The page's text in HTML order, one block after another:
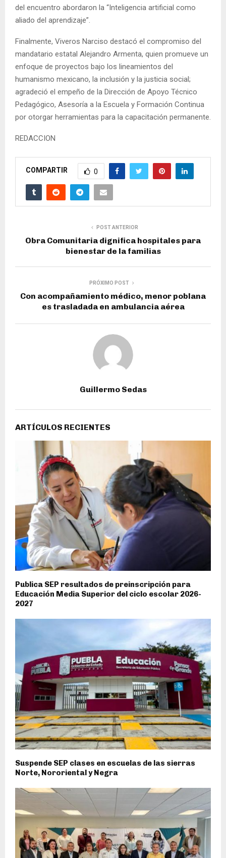
del encuentro abordaron la “Inteligencia artificial como
aliado del aprendizaje”.
Finalmente, Viveros Narciso destacó el compromiso del
mandatario estatal Alejandro Armenta, quien promueve un
enfoque de proyectos bajo los lineamientos del
humanismo mexicano, la inclusión y la justicia social;
agradeció el empeño de la Dirección de Apoyo Técnico
Pedagógico, Asesoría a la Escuela y Formación Continua
por otorgar herramientas para la capacitación permanente.
REDACCION
COMPARTIR 0
POST ANTERIOR
Obra Comunitaria dignifica hospitales para
bienestar de la familias
PRÓXIMO POST
Con acompañamiento médico, menor poblana
es trasladada en ambulancia aérea
Guillermo Sedas
ARTÍCULOS RECIENTES
Publica SEP resultados de preinscripción para
Educación Media Superior del ciclo escolar 2026-
2027
Suspende SEP clases en escuelas de las sierras
Norte, Nororiental y Negra